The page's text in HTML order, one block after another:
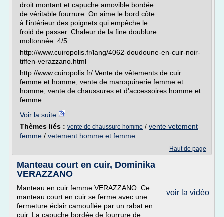
droit montant et capuche amovible bordée
de véritable fourrure. On aime le bord côte
à l'intérieur des poignets qui empêche le
froid de passer. Chaleur de la fine doublure
moltonnée: 4/5.
http://www.cuiropolis.fr/lang/4062-doudoune-en-cuir-noir-
tiffen-verazzano.html
http://www.cuiropolis.fr/ Vente de vêtements de cuir
femme et homme, vente de maroquinerie femme et
homme, vente de chaussures et d'accessoires homme et
femme
Voir la suite
Thèmes liés : vente de chaussure homme / vente vetement
femme / vetement homme et femme
Haut de page
Manteau court en cuir, Dominika
VERAZZANO
voir la vidéo
Manteau en cuir femme VERAZZANO. Ce
manteau court en cuir se ferme avec une
fermeture éclair camouflée par un rabat en
cuir. La capuche bordée de fourrure de